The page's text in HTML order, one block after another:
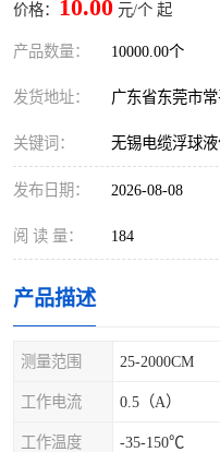
价格： 10.00 元/个 起
产品数量： 10000.00个
发货地址： 广东省东莞市
关键词： 无锡电缆浮球
发布日期： 2026-08-08
阅 读 量： 184
产品描述
测量范围 25-2000CM
工作电流 0.5（A）
工作温度 -35-150℃